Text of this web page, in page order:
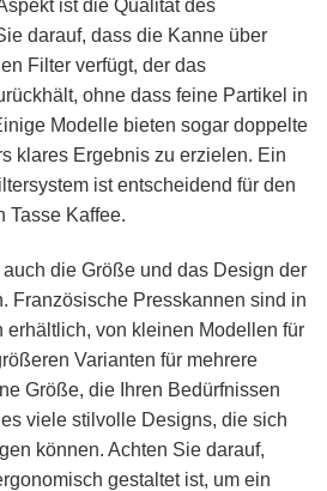
ist die Qualität des
darauf, dass die Kanne über
Filter verfügt, der das
ohne dass feine Partikel in
Modelle bieten sogar doppelte
klares Ergebnis zu erzielen. Ein
ist entscheidend für den
Tasse Kaffee.
die Größe und das Design der
Französische Presskannen sind in
erhältlich, von kleinen Modellen für
Varianten für mehrere
Größe, die Ihren Bedürfnissen
viele stilvolle Designs, die sich
können. Achten Sie darauf,
gestaltet ist, um ein